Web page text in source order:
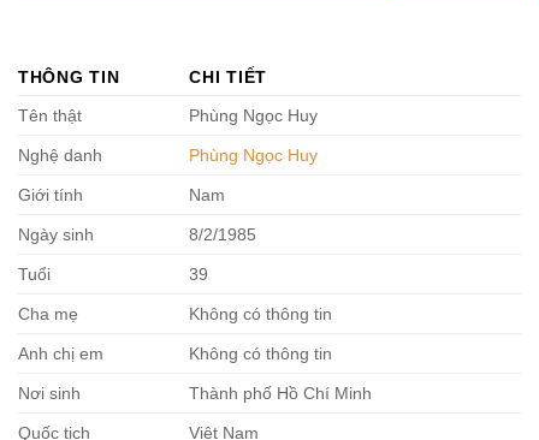
THÔNG TIN
CHI TIẾT
Tên thật
Phùng Ngọc Huy
Nghệ danh Phùng Ngọc Huy
Giới tính Nam
Ngày sinh 8/2/1985
Tuổi 39
Cha mẹ Không có thông tin
Anh chị em Không có thông tin
Nơi sinh Thành phố Hồ Chí Minh
Quốc tịch Việt Nam